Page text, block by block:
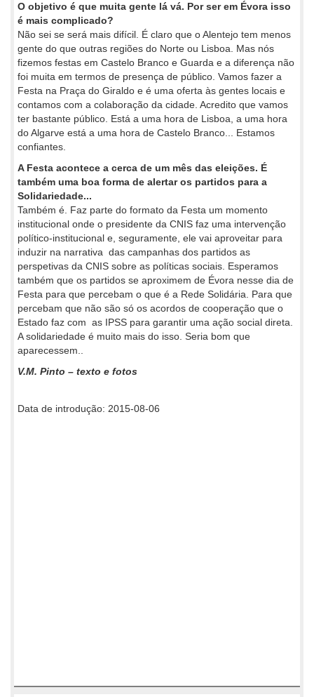
O objetivo é que muita gente lá vá. Por ser em Évora isso
é mais complicado?
Não sei se será mais difícil. É claro que o Alentejo tem menos
gente do que outras regiões do Norte ou Lisboa. Mas nós
fizemos festas em Castelo Branco e Guarda e a diferença não
foi muita em termos de presença de público. Vamos fazer a
Festa na Praça do Giraldo e é uma oferta às gentes locais e
contamos com a colaboração da cidade. Acredito que vamos
ter bastante público. Está a uma hora de Lisboa, a uma hora
do Algarve está a uma hora de Castelo Branco... Estamos
confiantes.
A Festa acontece a cerca de um mês das eleições. É
também uma boa forma de alertar os partidos para a
Solidariedade...
Também é. Faz parte do formato da Festa um momento
institucional onde o presidente da CNIS faz uma intervenção
político-institucional e, seguramente, ele vai aproveitar para
induzir na narrativa das campanhas dos partidos as
perspetivas da CNIS sobre as políticas sociais. Esperamos
também que os partidos se aproximem de Évora nesse dia de
Festa para que percebam o que é a Rede Solidária. Para que
percebam que não são só os acordos de cooperação que o
Estado faz com as IPSS para garantir uma ação social direta.
A solidariedade é muito mais do isso. Seria bom que
aparecessem..
V.M. Pinto – texto e fotos
Data de introdução: 2015-08-06